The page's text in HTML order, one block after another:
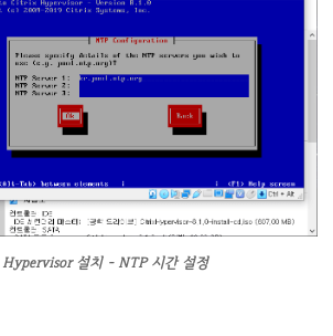
설치 - NTP 시간 설정